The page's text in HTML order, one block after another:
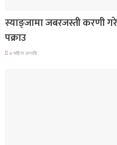
स्याङ्जामा जबरजस्ती करणी
पक्राउ
७ महिना अगाडि